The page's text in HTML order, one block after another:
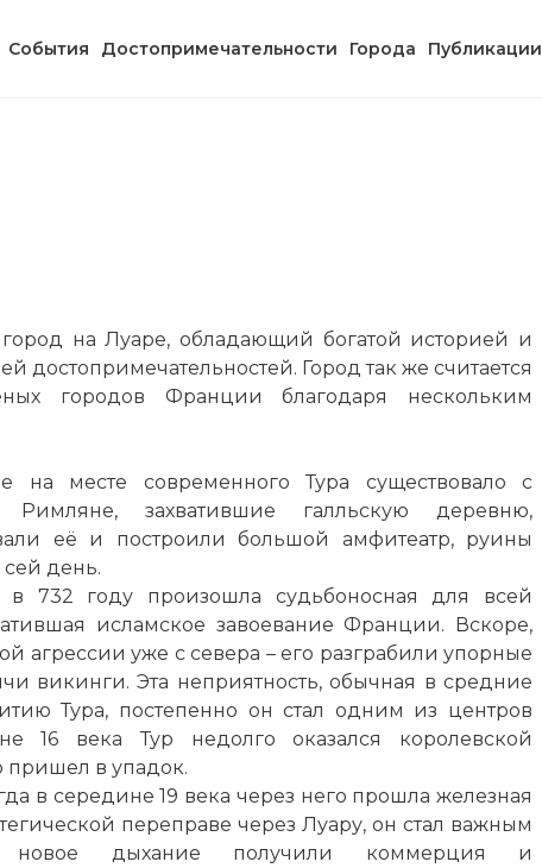
События Достопримечательности Города Публикации
на Луаре, обладающий богатой историей и
достопримечательностей. Город так же считается
городов Франции благодаря нескольким
на месте современного Тура существовало с
Римляне, захватившие галльскую деревню,
её и построили большой амфитеатр, руины
сей день.
в 732 году произошла судьбоносная для всей
исламское завоевание Франции. Вскоре,
агрессии уже с севера – его разграбили упорные
викинги. Эта неприятность, обычная в средние
Тура, постепенно он стал одним из центров
16 века Тур недолго оказался королевской
пришел в упадок.
в середине 19 века через него прошла железная
переправе через Луару, он стал важным
новое дыхание получили коммерция и